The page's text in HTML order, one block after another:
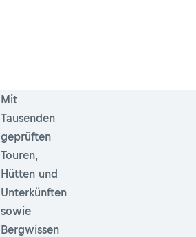
Mit
Tausenden
geprüften
Touren,
Hütten und
Unterkünften
sowie
Bergwissen